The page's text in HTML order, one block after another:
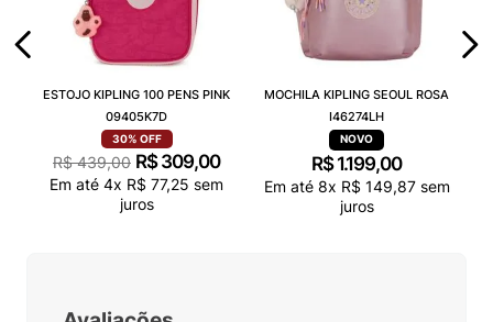
ESTOJO KIPLING 100 PENS PINK
09405K7D
30% OFF
R$ 439,00 R$ 309,00
Em até 4x R$ 77,25 sem
juros
MOCHILA KIPLING SEOUL ROSA
I46274LH
R$ 1.199,00
Em até 8x R$ 149,87sem
juros